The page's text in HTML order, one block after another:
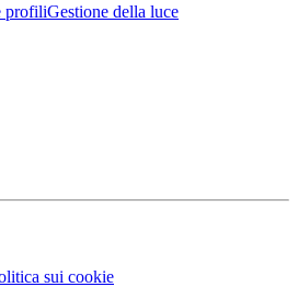
profiliGestione della luce
sui cookie